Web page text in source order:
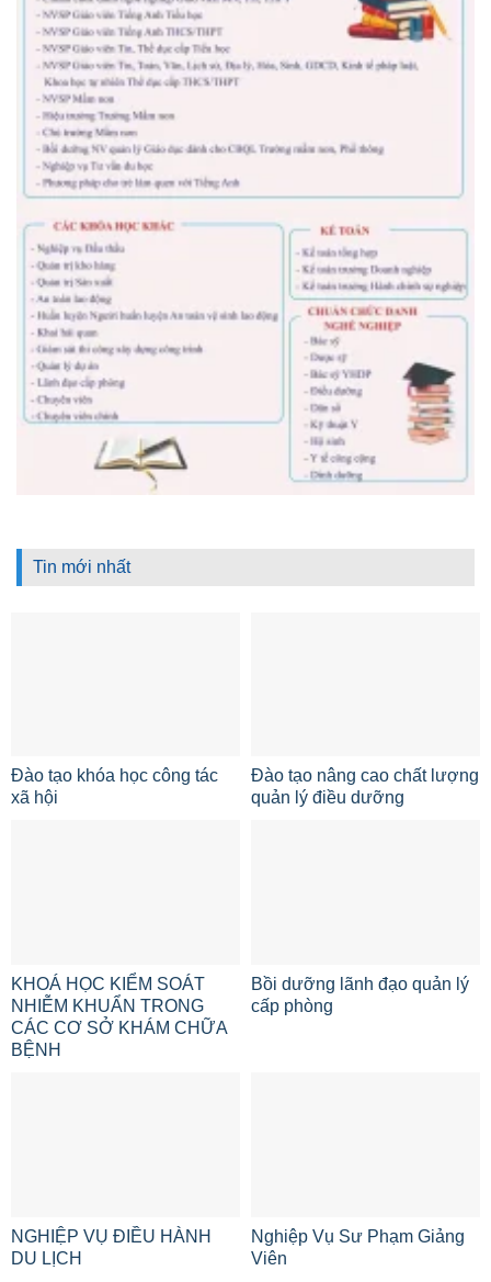
Tin mới nhất
Đào tạo khóa học công tác
xã hội
Đào tạo nâng cao chất lượng
quản lý điều dưỡng
KHOÁ HỌC KIỂM SOÁT
NHIỄM KHUẨN TRONG
CÁC CƠ SỞ KHÁM CHỮA
BỆNH
Bồi dưỡng lãnh đạo quản lý
cấp phòng
NGHIỆP VỤ ĐIỀU HÀNH
DU LỊCH
Nghiệp Vụ Sư Phạm Giảng
Viên